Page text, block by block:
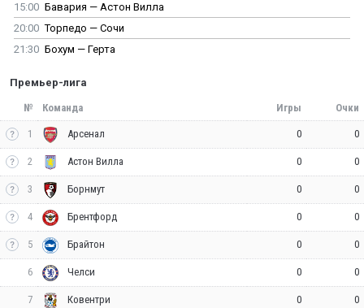
15:00 Бавария — Астон Вилла
20:00 Торпедо — Сочи
21:30 Бохум — Герта
Премьер-лига
№ Команда Игры Очки
1 Арсенал 0 0
2 Астон Вилла 0 0
3 Борнмут 0 0
4 Брентфорд 0 0
5 Брайтон 0 0
6 Челси 0 0
7 Ковентри 0 0